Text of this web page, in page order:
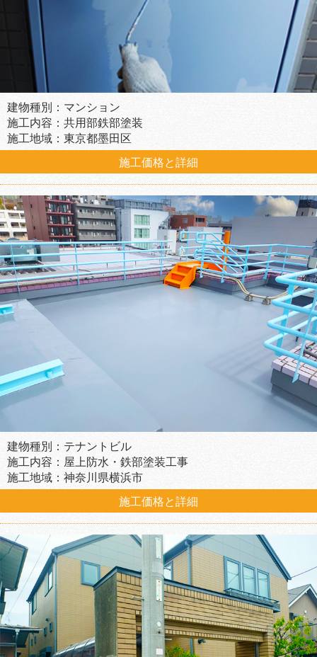
建物種別：マンション
施工内容：共用部鉄部塗装
施工地域：東京都墨田区
施工価格と詳細
建物種別：テナントビル
施工内容：屋上防水・鉄部塗装工事
施工地域：神奈川県横浜市
施工価格と詳細